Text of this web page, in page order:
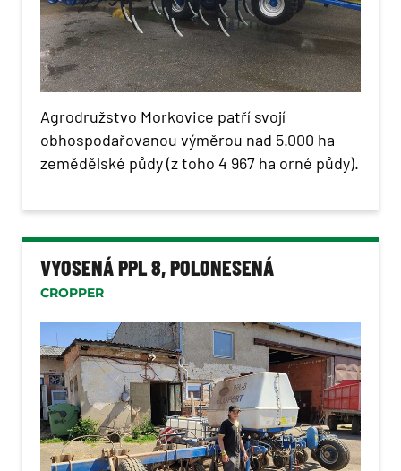
Agrodružstvo Morkovice patří svojí
obhospodařovanou výměrou nad 5.000 ha
zemědělské půdy (z toho 4 967 ha orné půdy).
VYOSENÁ PPL 8, POLONESENÁ
CROPPER